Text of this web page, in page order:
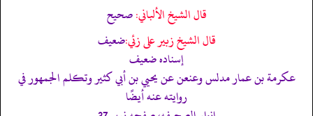
قال الشيخ الألباني:صحيح
قال الشيخ زبير على زئي:ضعيف
إسناده ضعيف
عكرمة بن عمار مدلس وعنعن عن يحيي بن أبي كثير وتكلم الجمھور في
روايته عنه أيضًا